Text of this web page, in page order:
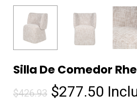
Silla De Comedor
$426.93 El
$277.50El